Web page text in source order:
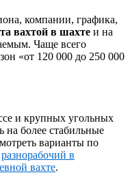
компании, графика,
вахтой в шахте и на
Чаще всего
«от 120 000 до 250 000
и крупных угольных
на более стабильные
варианты по
разнорабочий в
вахте.